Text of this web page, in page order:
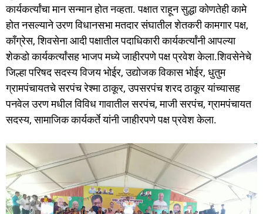
कार्यकर्त्यांचा मान सन्मान होत नव्हता. पक्षात राहून सुद्धा कोणतेही कामे
होत नसल्याने उरण विधानसभा मतदार संघातील शेतकरी कामगार पक्ष,
काँग्रेस, शिवसेना आदी पक्षातील पदाधिकारी कार्यकर्त्यांनी आपल्या
शेकडो कार्यकर्त्यांसह भाजप मध्ये जाहीरपणे पक्ष प्रवेश केला.शिवसेनेचे
जिल्हा परिषद सदस्य विजय भोईर, उद्योजक विकास भोईर, धुतुम
ग्रामपंचायतचे सरपंच रेश्मा ठाकूर, उपसरपंच शरद ठाकूर यांच्यासह
पनवेल उरण मधील विविध गावातील सरपंच, माजी सरपंच, ग्रामपंचायत
सदस्य, सामाजिक कार्यकर्ते यांनी जाहीरपणे पक्ष प्रवेश केला.